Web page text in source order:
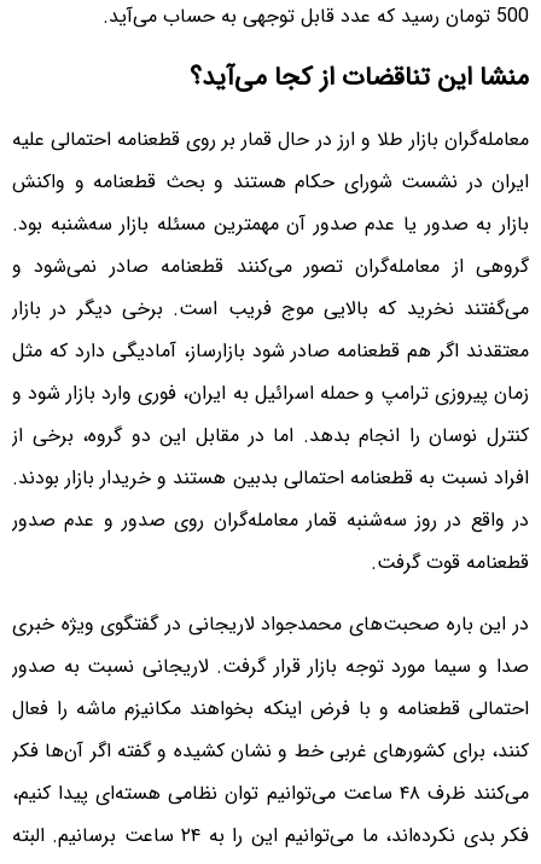
500 تومان رسید که عدد قابل توجهی به حساب می‌آید.
منشا این تناقضات از کجا می‌آید؟
معامله‌گران بازار طلا و ارز در حال قمار بر روی قطعنامه احتمالی علیه
ایران در نشست شورای حکام هستند و بحث قطعنامه و واکنش
بازار به صدور یا عدم صدور آن مهمترین مسئله بازار سه‌‍شنبه بود.
گروهی از معامله‌گران تصور می‌کنند قطعنامه صادر نمی‌شود و
می‌گفتند نخرید که بالایی موج فریب است. برخی دیگر در بازار
معتقدند اگر هم قطعنامه صادر شود بازارساز، آمادیگی دارد که مثل
زمان پیروزی ترامپ و حمله اسرائیل به ایران، فوری وارد بازار شود و
کنترل نوسان را انجام بدهد. اما در مقابل این دو گروه، برخی از
افراد نسبت به قطعنامه احتمالی بدبین هستند و خریدار بازار بودند.
در واقع در روز سه‌شنبه قمار معامله‌گران روی صدور و عدم صدور
قطعنامه قوت گرفت.
در این باره صحبت‌های محمدجواد لاریجانی در گفتگوی ویژه خبری
صدا و سیما مورد توجه بازار قرار گرفت. لاریجانی نسبت به صدور
احتمالی قطعنامه و با فرض اینکه بخواهند مکانیزم ماشه را فعال
کنند، برای کشورهای غربی خط و نشان کشیده و گفته اگر آن‌ها فکر
می‌کنند ظرف ۴۸ ساعت می‌توانیم توان نظامی هسته‌ای پیدا کنیم،
فکر بدی نکرده‌اند، ما می‌توانیم این را به ۲۴ ساعت برسانیم. البته